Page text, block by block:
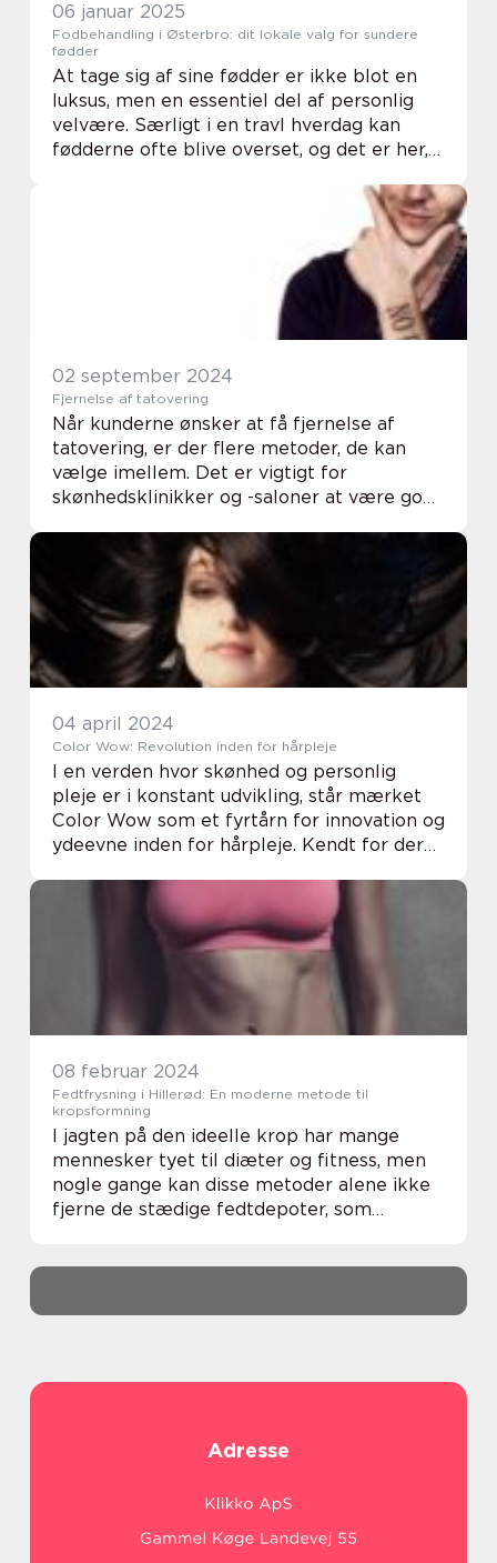
06 januar 2025
Fodbehandling i Østerbro: dit lokale valg for sundere
fødder
At tage sig af sine fødder er ikke blot en
luksus, men en essentiel del af personlig
velvære. Særligt i en travl hverdag kan
fødderne ofte blive overset, og det er her,
02 september 2024
Fjernelse af tatovering
Når kunderne ønsker at få fjernelse af
tatovering, er der flere metoder, de kan
vælge imellem. Det er vigtigt for
skønhedsklinikker og -saloner at være godt
behandlingsfo...
04 april 2024
Color Wow: Revolution inden for hårpleje
I en verden hvor skønhed og personlig
pleje er i konstant udvikling, står mærket
Color Wow som et fyrtårn for innovation og
ydeevne inden for hårpleje. Kendt for deres
08 februar 2024
Fedtfrysning i Hillerød: En moderne metode til
kropsformning
I jagten på den ideelle krop har mange
mennesker tyet til diæter og fitness, men
nogle gange kan disse metoder alene ikke
fjerne de stædige fedtdepoter, som
Adresse